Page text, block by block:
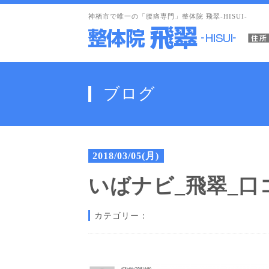
神栖市で唯一の「腰痛専門」整体院 飛翠-HISUI-
ブログ
2018/03/05(月)
いばナビ_飛翠_口
カテゴリー：